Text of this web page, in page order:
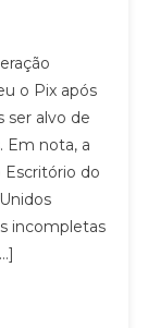
o Pix após
ser alvo de
Em nota, a
do
incompletas